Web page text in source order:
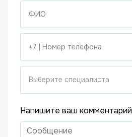
Выберите специалиста
Напишите ваш комментарий